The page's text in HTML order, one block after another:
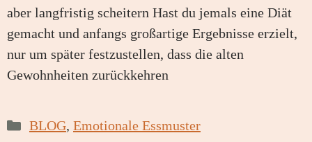
aber langfristig scheitern Hast du jemals eine Diät
gemacht und anfangs großartige Ergebnisse erzielt,
nur um später festzustellen, dass die alten
Gewohnheiten zurückkehren
Kategorien
BLOG, Emotionale Essmuster